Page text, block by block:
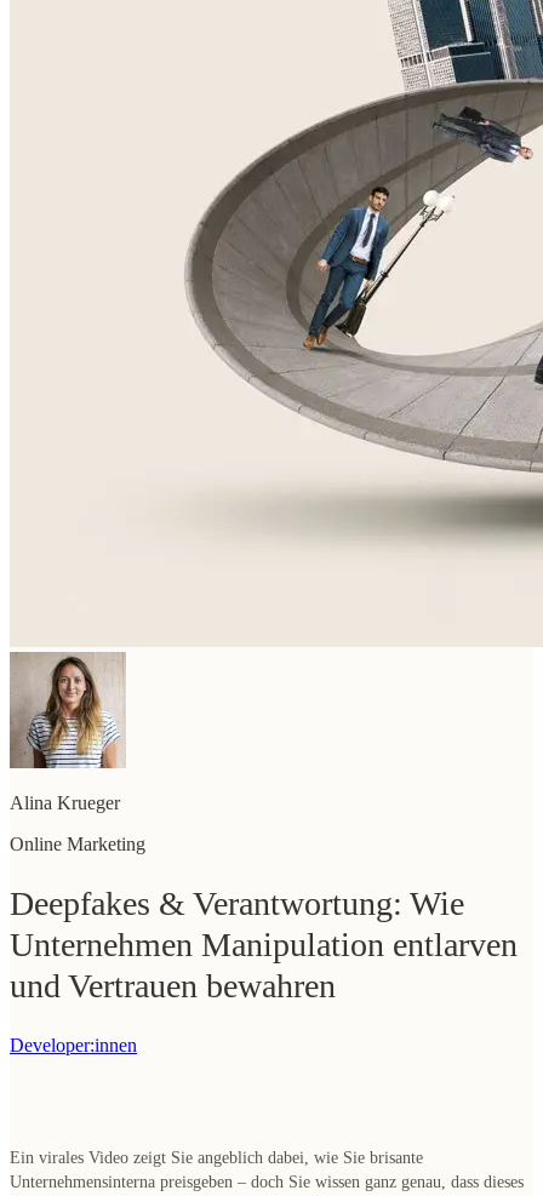
Alina Krueger
Online Marketing
Deepfakes & Verantwortung: Wie
Unternehmen Manipulation entlarven
und Vertrauen bewahren
Developer:innen
Ein virales Video zeigt Sie angeblich dabei, wie Sie brisante
Unternehmensinterna preisgeben – doch Sie wissen ganz genau, dass dieses